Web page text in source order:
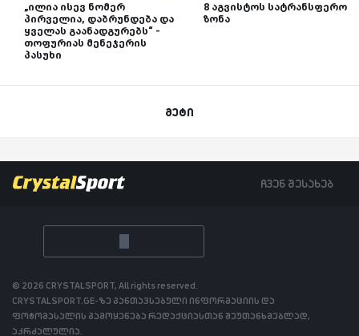
„ილია ისევ ნომერ
პირველია, დაბრუნდება და
ყველას გაანადგურებს“ -
თოფურიას მენეჯერის
პასუხი
8 აგვისტოს სატრანსფერო
ზონა
მეტი
ჩვენ შესახებ
© 2026 CRYSTALSPORT, All rights reserved.
CRYSTALSPORT.GE-ზე განთავსებული ინფორმაციის და
ფოტომასალის გამოყენება რედაქციასთან შეუთანხმებლად,
აკრძალულია.